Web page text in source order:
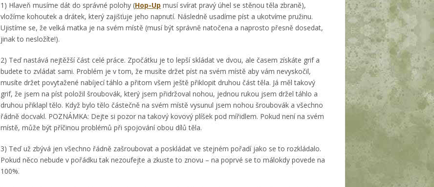
1) Hlaveň musíme dát do správné polohy (Hop-Up musí svírat pravý úhel se stěnou těla zbraně),
vložíme kohoutek a drátek, který zajišťuje jeho napnutí. Následně usadíme píst a ukotvíme pružinu.
Ujistíme se, že velká matka je na svém místě (musí být správně natočena a naprosto přesně dosedat,
jinak to nesložíte!).
2) Teď nastává nejtěžší část celé práce. Zpočátku je to lepší skládat ve dvou, ale časem získáte grif a
budete to zvládat sami. Problém je v tom, že musíte držet píst na svém místě aby vám nevyskočil,
musíte držet povytažené nabíjecí táhlo a přitom všem ještě přiklopit druhou část těla. Já měl takový
grif, že jsem na píst položil šroubovák, který jsem přidržoval nohou, jednou rukou jsem držel táhlo a
druhou přiklapl tělo. Když bylo tělo částečně na svém místě vysunul jsem nohou šroubovák a všechno
řádně docvakl. POZNÁMKA: Dejte si pozor na takový kovový plíšek pod mířidlem. Pokud není na svém
místě, může být příčinou problémů při spojování obou dílů těla.
3) Teď už zbývá jen všechno řádně zašroubovat a poskládat ve stejném pořadí jako se to rozkládalo.
Pokud něco nebude v pořádku tak nezoufejte a zkuste to znovu – na poprvé se to málokdy povede na
100%.